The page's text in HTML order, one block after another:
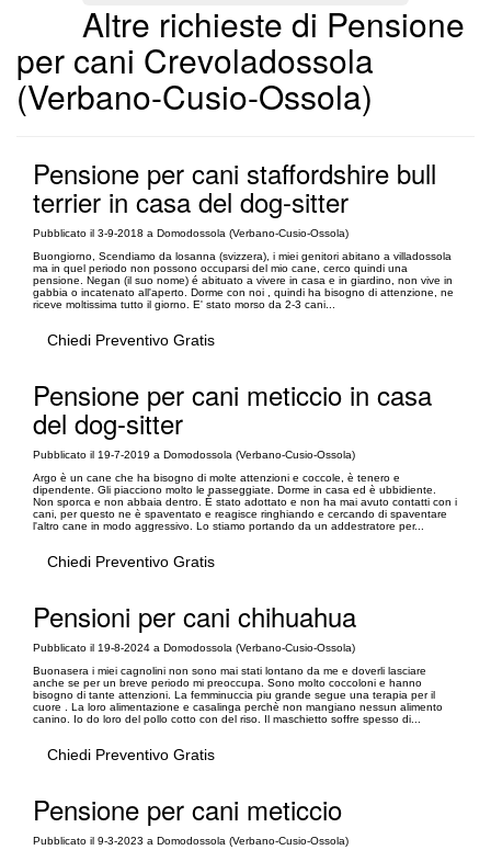
Altre richieste di Pensione
per cani Crevoladossola
(Verbano-Cusio-Ossola)
Pensione per cani staffordshire bull
terrier in casa del dog-sitter
Pubblicato il 3-9-2018 a Domodossola (Verbano-Cusio-Ossola)
Buongiorno, Scendiamo da losanna (svizzera), i miei genitori abitano a villadossola
ma in quel periodo non possono occuparsi del mio cane, cerco quindi una
pensione. Negan (il suo nome) é abituato a vivere in casa e in giardino, non vive in
gabbia o incatenato all'aperto. Dorme con noi , quindi ha bisogno di attenzione, ne
riceve moltissima tutto il giorno. E' stato morso da 2-3 cani...
Chiedi Preventivo Gratis
Pensione per cani meticcio in casa
del dog-sitter
Pubblicato il 19-7-2019 a Domodossola (Verbano-Cusio-Ossola)
Argo è un cane che ha bisogno di molte attenzioni e coccole, è tenero e
dipendente. Gli piacciono molto le passeggiate. Dorme in casa ed è ubbidiente.
Non sporca e non abbaia dentro. È stato adottato e non ha mai avuto contatti con i
cani, per questo ne è spaventato e reagisce ringhiando e cercando di spaventare
l'altro cane in modo aggressivo. Lo stiamo portando da un addestratore per...
Chiedi Preventivo Gratis
Pensioni per cani chihuahua
Pubblicato il 19-8-2024 a Domodossola (Verbano-Cusio-Ossola)
Buonasera i miei cagnolini non sono mai stati lontano da me e doverli lasciare
anche se per un breve periodo mi preoccupa. Sono molto coccoloni e hanno
bisogno di tante attenzioni. La femminuccia piu grande segue una terapia per il
cuore . La loro alimentazione e casalinga perchè non mangiano nessun alimento
canino. Io do loro del pollo cotto con del riso. Il maschietto soffre spesso di...
Chiedi Preventivo Gratis
Pensione per cani meticcio
Pubblicato il 9-3-2023 a Domodossola (Verbano-Cusio-Ossola)